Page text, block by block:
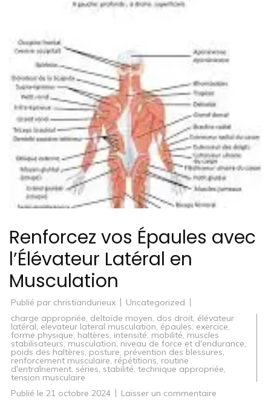
Renforcez vos Épaules avec
l’Élévateur Latéral en
Musculation
Publié par christiandurieux
Uncategorized
charge appropriée, deltoïde moyen, dos droit, élévateur
latéral, elevateur lateral musculation, épaules, exercice,
forme physique, haltères, intensité, mobilité, muscles
stabilisateurs, musculation, niveau de force et d'endurance,
poids des haltères, posture, prévention des blessures,
renforcement musculaire, répétitions, routine
d'entraînement, séries, stabilité, technique appropriée,
tension musculaire
Publié le 21 octobre 2024 Laisser un commentaire